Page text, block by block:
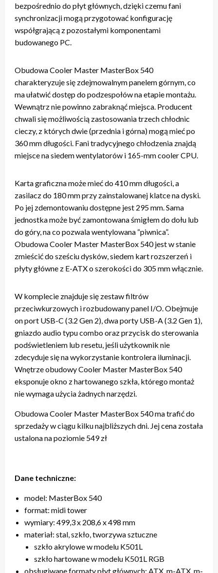
bezpośrednio do płyt głównych, dzięki czemu fani
synchronizacji mogą przygotować konfigurację
współgrającą z pozostałymi komponentami
budowanego PC.
Obudowa Cooler Master MasterBox 540
charakteryzuje się zdejmowalnym panelem górnym, co
ma ułatwić dostęp do podzespołów na etapie montażu.
Wewnątrz nie powinno zabraknąć miejsca. Producent
chwali się możliwością zastosowania trzech chłodnic
cieczy, z których dwie (przednia i górna) mogą mieć po
360 mm długości. Fani tradycyjnego chłodzenia znajdą
miejsce na siedem wentylatorów i 165-mm cooler CPU.
Karta graficzna może mieć do 410 mm długości, a
zasilacz do 180 mm przy zainstalowanej klatce na dyski.
Po jej zdemontowaniu dostępne jest 295 mm. Sama
jednostka może być zamontowana śmigłem do dołu lub
do góry, na co pozwala wentylowana “piwnica”.
Obudowa Cooler Master MasterBox 540 jest w stanie
zmieścić do sześciu dysków, siedem kart rozszerzeń i
płyty główne z E-ATX o szerokości do 305 mm włącznie.
W komplecie znajduje się zestaw filtrów
przeciwkurzowych i rozbudowany panel I/O. Obejmuje
on port USB-C (3.2 Gen 2), dwa porty USB-A (3.2 Gen 1),
gniazdo audio typu combo oraz przycisk do sterowania
podświetleniem lub resetu, jeśli użytkownik nie
zdecyduje się na wykorzystanie kontrolera iluminacji.
Wnętrze obudowy Cooler Master MasterBox 540
eksponuje okno z hartowanego szkła, którego montaż
nie wymaga użycia żadnych narzędzi.
Obudowa Cooler Master MasterBox 540 ma trafić do
sprzedaży w ciągu kilku najbliższych dni. Jej cena została
ustalona na poziomie 549 zł
Dane techniczne:
model: MasterBox 540
format: midi tower
wymiary: 499,3 x 208,6 x 498 mm
materiał: stal, szkło, tworzywa sztuczne
szkło akrylowe w modelu K501L
szkło hartowane w modelu K501L RGB
obsługiwane formaty płyt głównych: ATX, m-ATX, m-